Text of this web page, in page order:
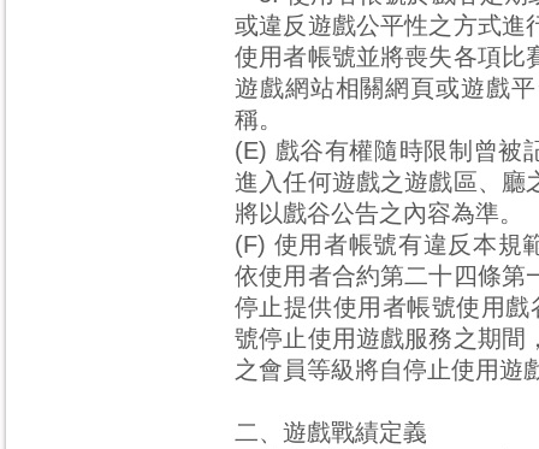
或違反遊戲公平性之方式進
使用者帳號並將喪失各項比
遊戲網站相關網頁或遊戲
稱。
(E) 戲谷有權隨時限制曾被
進入任何遊戲之遊戲區、廳
將以戲谷公告之內容為準。
(F) 使用者帳號有違反本規
依使用者合約第二十四條第
停止提供使用者帳號使用
號停止使用遊戲服務之期間
之會員等級將自停止使用遊
二、遊戲戰績定義